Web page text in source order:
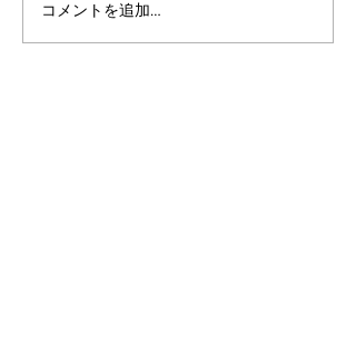
アルゴランドのポスト量
子暗号（PQC）ロードマ
コメントを追加…